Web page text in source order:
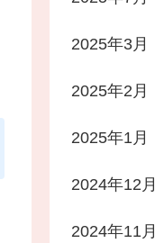
2025年3月
2025年2月
2025年1月
2024年12月
2024年11月